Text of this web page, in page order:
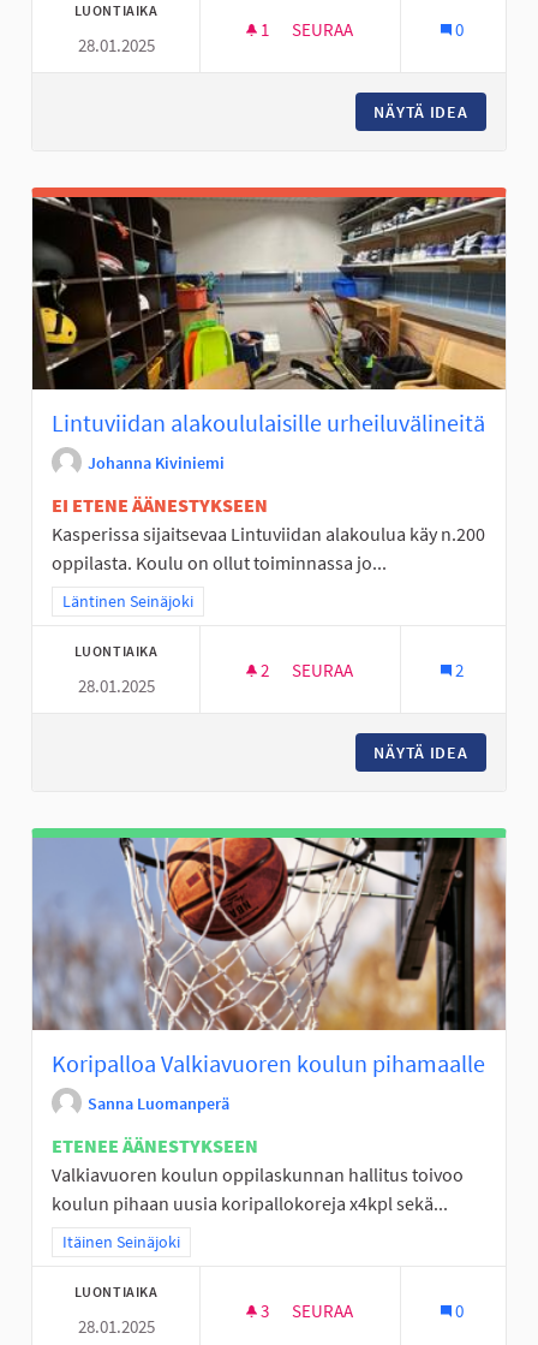
LUONTIAIKA
28.01.2025
1 1 SEURAAJA
SEURAA 0
NÄYTÄ IDEA
Lintuviidan alakoululaisille urheiluvälineitä
Johanna Kiviniemi
EI ETENE ÄÄNESTYKSEEN
Kasperissa sijaitsevaa Lintuviidan alakoulua käy n.200
oppilasta. Koulu on ollut toiminnassa jo...
Rajaa tulokset teeman mukaan: Läntinen Seinäjoki
Läntinen Seinäjoki
LUONTIAIKA
28.01.2025
2 2 SEURAAJAA
SEURAA 2
NÄYTÄ IDEA
Koripalloa Valkiavuoren koulun pihamaalle
Sanna Luomanperä
ETENEE ÄÄNESTYKSEEN
Valkiavuoren koulun oppilaskunnan hallitus toivoo
koulun pihaan uusia koripallokoreja x4kpl sekä...
Rajaa tulokset teeman mukaan: Itäinen Seinäjoki
Itäinen Seinäjoki
LUONTIAIKA
28.01.2025
3 3 SEURAAJAA
SEURAA 0